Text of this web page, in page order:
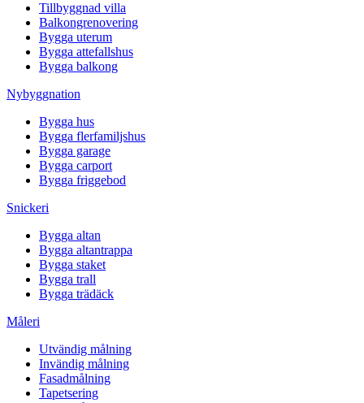
Tillbyggnad villa
Balkongrenovering
Bygga uterum
Bygga attefallshus
Bygga balkong
Nybyggnation
Bygga hus
Bygga flerfamiljshus
Bygga garage
Bygga carport
Bygga friggebod
Snickeri
Bygga altan
Bygga altantrappa
Bygga staket
Bygga trall
Bygga trädäck
Måleri
Utvändig målning
Invändig målning
Fasadmålning
Tapetsering